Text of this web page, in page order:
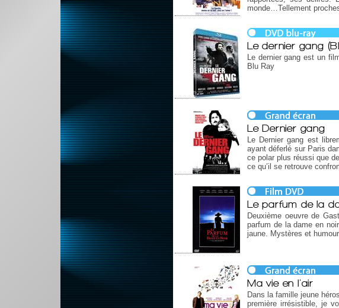
monde…Tellement
Le dernier gang
Le dernier gang est un
Blu Ray
Le Dernier gang
Le Dernier gang est
ayant déferlé sur Paris
ce polar plus réussi que
ce qu’il se retrouve
Le parfum de la
Deuxième oeuvre de
parfum de la dame en
jaune. Mystères et
Ma vie en l'air
Dans la famille jeune
première irrésistible, je